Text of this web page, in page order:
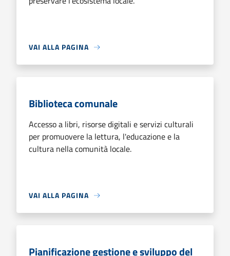
VAI ALLA PAGINA
Biblioteca comunale
Accesso a libri, risorse digitali e servizi culturali
per promuovere la lettura, l'educazione e la
cultura nella comunità locale.
VAI ALLA PAGINA
Pianificazione gestione e sviluppo del